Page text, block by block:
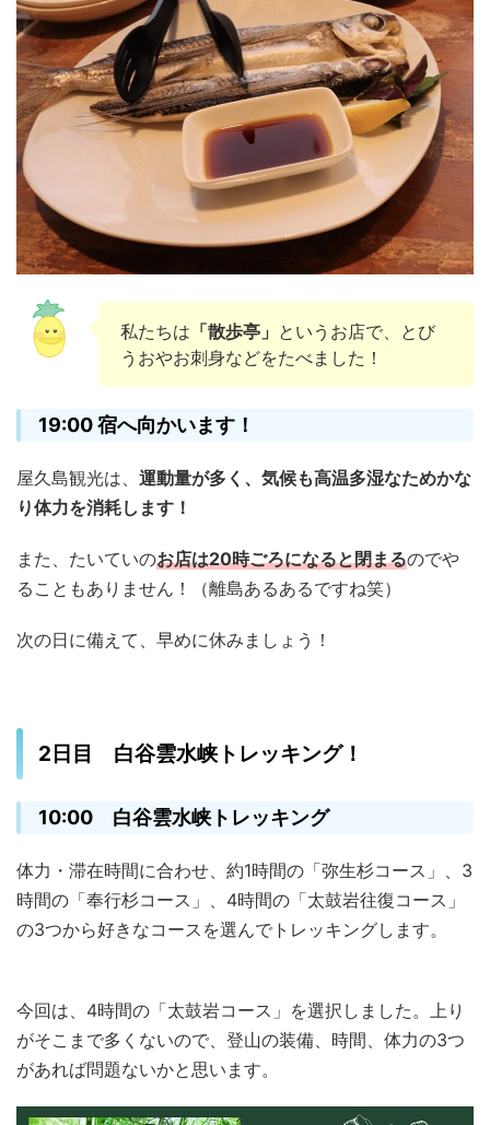
私たちは 「散歩亭」 というお店で、とび
うおやお刺身などをたべました！
19:00 宿へ向かいます！
屋久島観光は、 運動量が多く、気候も高温多湿なためかな
り体力を消耗します！
また、たいていのお店は20時ごろになると閉まるのでや
ることもありません！（離島あるあるですね笑）
次の日に備えて、早めに休みましょう！
2日目 白谷雲水峡トレッキング！
10:00 白谷雲水峡トレッキング
体力・滞在時間に合わせ、約1時間の「弥生杉コース」、3
時間の「奉行杉コース」、4時間の「太鼓岩往復コース」
の3つから好きなコースを選んでトレッキングします。
今回は、4時間の「太鼓岩コース」を選択しました。上り
がそこまで多くないので、登山の装備、時間、体力の3つ
があれば問題ないかと思います。